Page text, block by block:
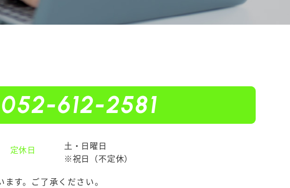
612-2581
定休日
土・日曜日
※祝日（不定休）
す。ご了承ください。